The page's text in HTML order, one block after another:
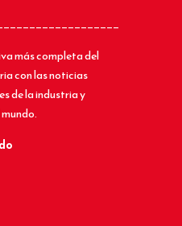
más completa del
con las noticias
de la industria y